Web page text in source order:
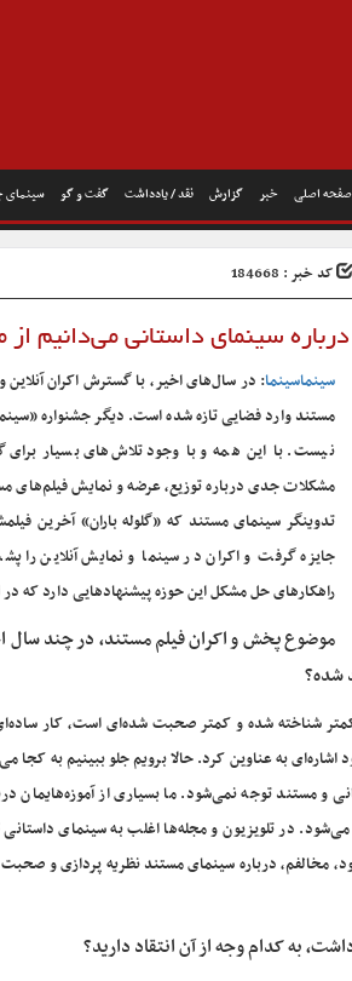
صفحه اصلی خبر گزارش نقد / یادداشت گفت و گو سینمای
کد خبر : 184668
سینمای داستانی می‌دانیم
سینماسینما: در سال‌های اخیر، با گسترش اکران
مستند وارد فضایی تازه شده است. دیگر جشنواره
نیست. با این همه و با وجود تلاش‌های بسیار برای
مشکلات جدی درباره توزیع، عرضه و نمایش فیلم‌های
تدوینگر سینمای مستند که «گلوله باران» آخرین
جایزه گرفت و اکران در سینما و نمایش آنلاین
راهکارهای حل مشکل این حوزه پیشنهادهایی دارد که
موضوع پخش و اکران فیلم مستند، در چند سال
شده؟
شناخته شده و کمتر صحبت شده‌ای است، کار
به عناوین کرد. حالا برویم جلو ببینیم به کجا
مستند توجه نمی‌شود. ما بسیاری از آموزه‌هایمان
در تلویزیون و مجله‌ها اغلب به سینمای داستانی
مخالفم، درباره سینمای مستند نظریه پردازی و
به کدام وجه از آن انتقاد دارید؟